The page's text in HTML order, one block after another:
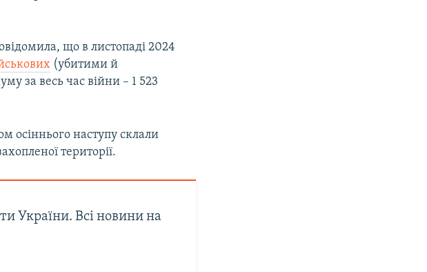
що в листопаді 2024
(убитими й
за весь час війни – 1 523
осіннього наступу склали
території.
України. Всі новини на